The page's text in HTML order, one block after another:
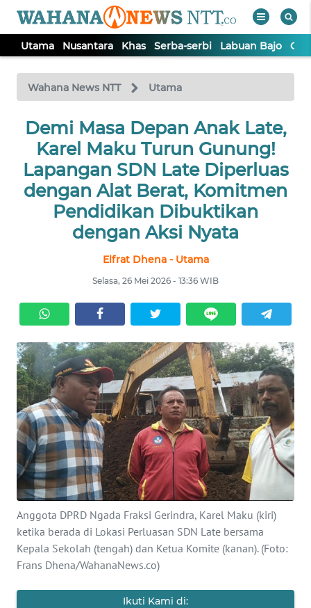
Utama Nusantara Khas Serba-serbi Labuan Bajo
Wahana News NTT Utama
Demi Masa Depan Anak Late,
Karel Maku Turun Gunung!
Lapangan SDN Late Diperluas
dengan Alat Berat, Komitmen
Pendidikan Dibuktikan
dengan Aksi Nyata
Elfrat Dhena - Utama
Selasa, 26 Mei 2026 - 13:36 WIB
Anggota DPRD Ngada Fraksi Gerindra, Karel Maku (kiri)
ketika berada di Lokasi Perluasan SDN Late bersama
Kepala Sekolah (tengah) dan Ketua Komite (kanan). (Foto:
Frans Dhena/WahanaNews.co)
Ikuti Kami di:
TV
Tutup
UTAMA
NUSANTARA
BAJO
OPINI
Informasi
INDEKS
BERITA
KONTAK
KAMI
INFO
IKLAN
KAMI